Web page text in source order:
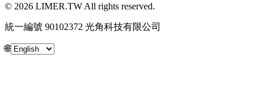
© 2026 LIMER.TW All rights reserved.
統一編號 90102372 光角科技有限公司
🌐